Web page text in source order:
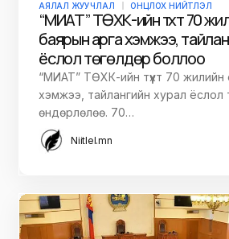
АЯЛАЛ ЖУУЧЛАЛ ОНЦЛОХ НИЙТЛЭЛ
“МИАТ” ТӨХК-ийн түүхт 70
баярын арга хэмжээ,
ёслол төгөлдөр боллоо
“МИАТ” ТӨХК-ийн түүхт 70
хэмжээ, тайлангийн хурал
өндөрлөлөө. 70…
Niitlel.mn